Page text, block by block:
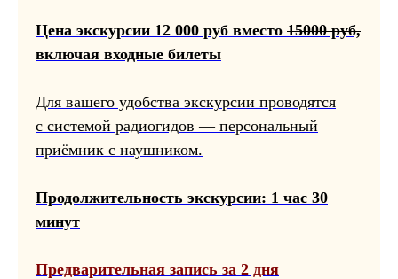
Цена экскурсии 12 000 руб вместо 15000 руб,
включая входные билеты
Для вашего удобства экскурсии проводятся
с системой радиогидов — персональный
приёмник с наушником.
Продолжительность экскурсии: 1 час 30
минут
Предварительная запись за 2 дня